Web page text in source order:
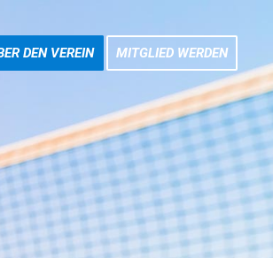
DEN VEREIN MITGLIED WERDEN